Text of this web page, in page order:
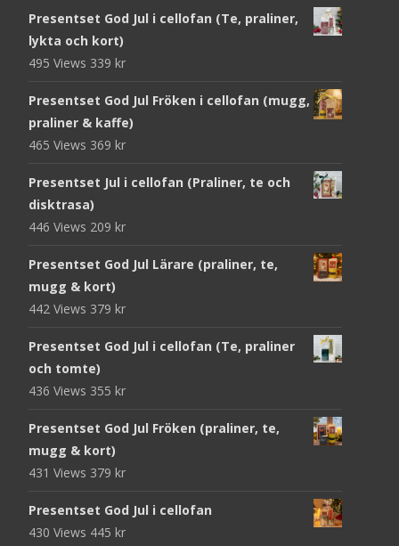
Presentset God Jul i cellofan (Te, praliner,
lykta och kort)
495 Views 339 kr
Presentset God Jul Fröken i cellofan (mugg,
praliner & kaffe)
465 Views 369 kr
Presentset Jul i cellofan (Praliner, te och
disktrasa)
446 Views 209 kr
Presentset God Jul Lärare (praliner, te,
mugg & kort)
442 Views 379 kr
Presentset God Jul i cellofan (Te, praliner
och tomte)
436 Views 355 kr
Presentset God Jul Fröken (praliner, te,
mugg & kort)
431 Views 379 kr
Presentset God Jul i cellofan
430 Views 445 kr